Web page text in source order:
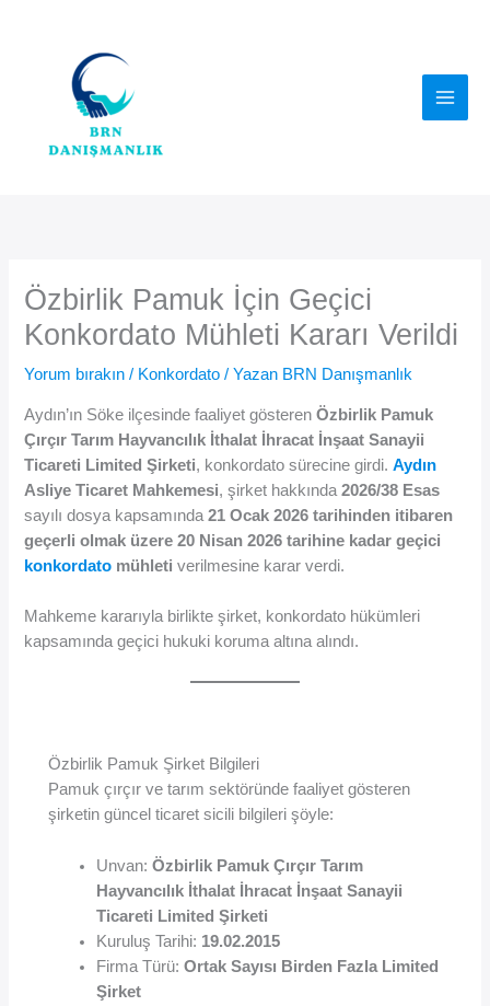
Özbirlik Pamuk İçin Geçici
Konkordato Mühleti Kararı Verildi
Yorum bırakın / Konkordato / Yazan BRN Danışmanlık
Aydın’ın Söke ilçesinde faaliyet gösterenÖzbirlik Pamuk
Çırçır Tarım Hayvancılık İthalat İhracat İnşaat Sanayii
Ticareti Limited Şirketi, konkordato sürecine girdi.Aydın
Asliye Ticaret Mahkemesi, şirket hakkında2026/38 Esas
sayılı dosya kapsamında21 Ocak 2026 tarihinden itibaren
geçerli olmak üzere 20 Nisan 2026 tarihine kadar geçici
konkordato mühleti verilmesine karar verdi.
Mahkeme kararıyla birlikte şirket, konkordato hükümleri
kapsamında geçici hukuki koruma altına alındı.
Özbirlik Pamuk Şirket Bilgileri
Pamuk çırçır ve tarım sektöründe faaliyet gösteren
şirketin güncel ticaret sicili bilgileri şöyle:
Unvan:Özbirlik Pamuk Çırçır Tarım
Hayvancılık İthalat İhracat İnşaat Sanayii
Ticareti Limited Şirketi
Kuruluş Tarihi: 19.02.2015
Firma Türü:Ortak Sayısı Birden Fazla Limited
Şirket